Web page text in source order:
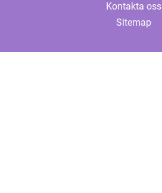
Kontakta oss
Sitemap